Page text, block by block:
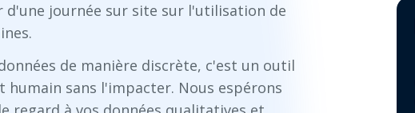
d'une journée sur site sur l'utilisation de
de manière discrète, c'est un outil
sans l'impacter. Nous espérons